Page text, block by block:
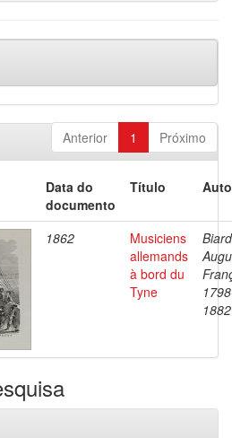
Anterior 1 Próximo
Data do
documento
Título
1862
Musiciens
allemands
à bord du
Tyne
1882